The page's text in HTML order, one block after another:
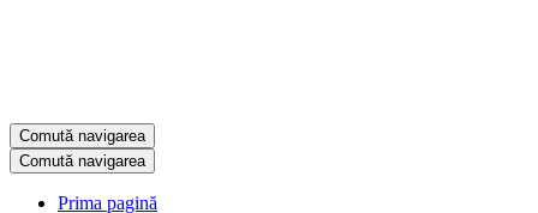
Comută navigarea
Comută navigarea
Prima pagină